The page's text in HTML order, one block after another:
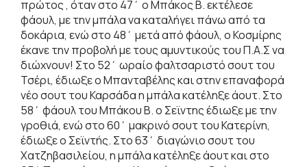
πρώτος , όταν στο 47΄ ο Μπάκος Β. εκτέλεσε
φάουλ, με την μπάλα να καταλήγει πάνω από τα
δοκάρια, ενώ στο 48΄ μετά από φάουλ, ο Κοσμίρης
έκανε την προβολή με τους αμυντικούς του Π.Α.Σ να
διώχνουν! Στο 52΄ ωραίο φαλτσαριστό σουτ του
Τσέρι, έδιωξε ο Μπανταβέλης και στην επαναφορά
νέο σουτ του Καρσάδα η μπάλα κατέληξε άουτ. Στο
58΄ φάουλ του Μπάκου Β. ο Σεϊντης έδιωξε με την
γροθιά, ενώ στο 60΄ μακρινό σουτ του Κατερίνη,
έδιωξε ο Σεϊντής. Στο 63΄ διαγώνιο σουτ του
Χατζηβασιλείου, η μπάλα κατέληξε άουτ και στο